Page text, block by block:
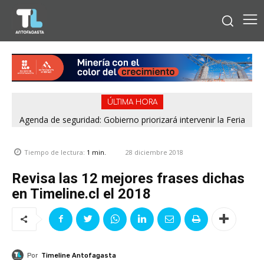
ÚLTIMA HORA
Agenda de seguridad: Gobierno priorizará intervenir la Feria
Tiempo de lectura: 1 min. 28 diciembre 2018
Revisa las 12 mejores frases dichas
en Timeline.cl el 2018
Por Timeline Antofagasta